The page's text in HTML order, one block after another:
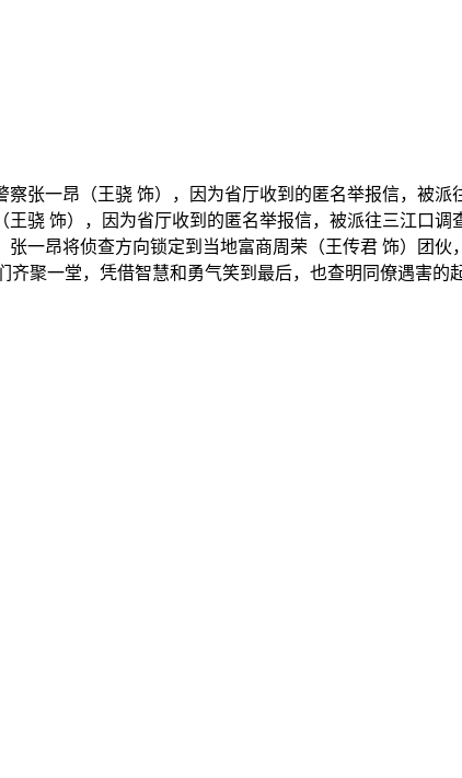
察张一昂（王骁 饰），因为省厅收到的匿名举报信，被
王骁 饰），因为省厅收到的匿名举报信，被派往三江口
张一昂将侦查方向锁定到当地富商周荣（王传君 饰）团
齐聚一堂，凭借智慧和勇气笑到最后，也查明同僚遇害的